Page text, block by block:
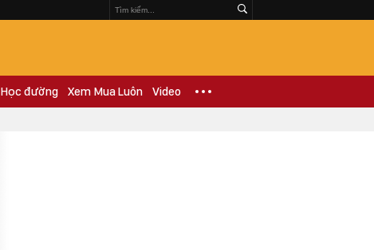
Học đường Xem Mua Luôn Video